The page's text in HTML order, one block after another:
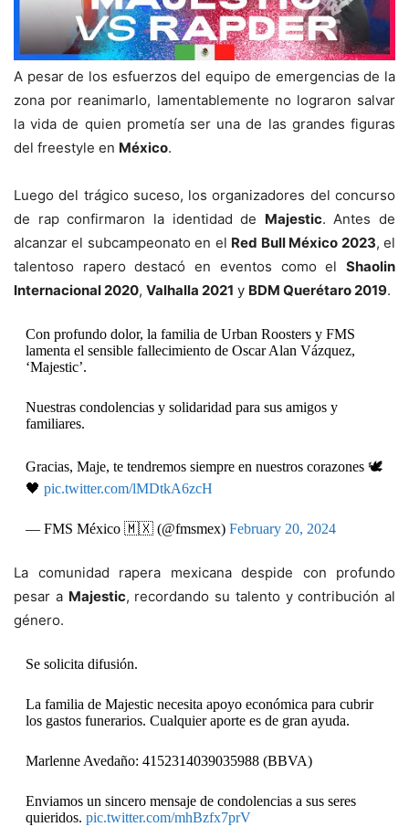
A pesar de los esfuerzos del equipo de emergencias de la
zona por reanimarlo, lamentablemente no lograron salvar
la vida de quien prometía ser una de las grandes figuras
del freestyle en México.
Luego del trágico suceso, los organizadores del concurso
de rap confirmaron la identidad de Majestic. Antes de
alcanzar el subcampeonato en el Red Bull México 2023, el
talentoso rapero destacó en eventos como el Shaolin
Internacional 2020, Valhalla 2021 y BDM Querétaro 2019.
Con profundo dolor, la familia de Urban Roosters y FMS
lamenta el sensible fallecimiento de Oscar Alan Vázquez,
‘Majestic’.
Nuestras condolencias y solidaridad para sus amigos y
familiares.
Gracias, Maje, te tendremos siempre en nuestros corazones 🕊️
🖤 pic.twitter.com/lMDtkA6zcH
— FMS México 🇲🇽 (@fmsmex) February 20, 2024
La comunidad rapera mexicana despide con profundo
pesar a Majestic, recordando su talento y contribución al
género.
Se solicita difusión.
La familia de Majestic necesita apoyo económica para cubrir
los gastos funerarios. Cualquier aporte es de gran ayuda.
Marlenne Avedaño: 4152314039035988 (BBVA)
Enviamos un sincero mensaje de condolencias a sus seres
quieridos. pic.twitter.com/mhBzfx7prV